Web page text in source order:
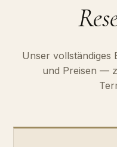
Unser vollständiges
und Preisen —